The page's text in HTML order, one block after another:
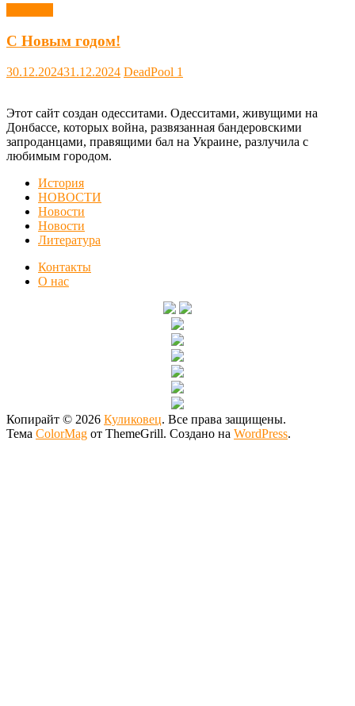
С Новым годом!
30.12.202431.12.2024 DeadPool 1
Этот сайт создан одесситами. Одесситами, живущими на
Донбассе, которых война, развязанная бандеровскими
запроданцами, правящими бал на Украине, разлучила с
любимым городом.
История
НОВОСТИ
Новости
Новости
Литература
Контакты
О нас
Копирайт © 2026 Куликовец. Все права защищены.
Тема ColorMag от ThemeGrill. Создано на WordPress.